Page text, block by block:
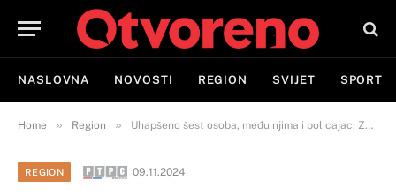
NASLOVNA NOVOSTI REGION SVIJET SPORT
Home » Region » Uhapšeno šest osoba, među njima i policajac; Zaplijenjeno 1,5 miliona evra
REGION 09.11.2024